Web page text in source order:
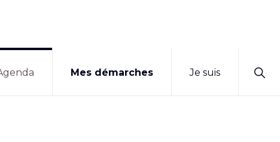
Mes démarches Je suis